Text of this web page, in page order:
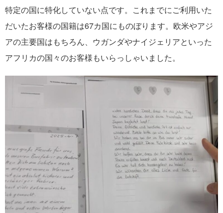
特定の国に特化していない点です。これまでにご利用いた
だいたお客様の国籍は67カ国にものぼります。欧米やアジ
アの主要国はもちろん、ウガンダやナイジェリアといった
アフリカの国々のお客様もいらっしゃいました。